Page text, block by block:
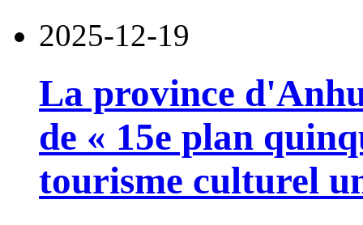
2025-12-19
La province
de « 15e plan
tourisme culturel